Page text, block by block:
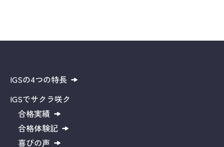
IGSの4つの特長
IGSでサクラ咲ク
合格実績
合格体験記
喜びの声